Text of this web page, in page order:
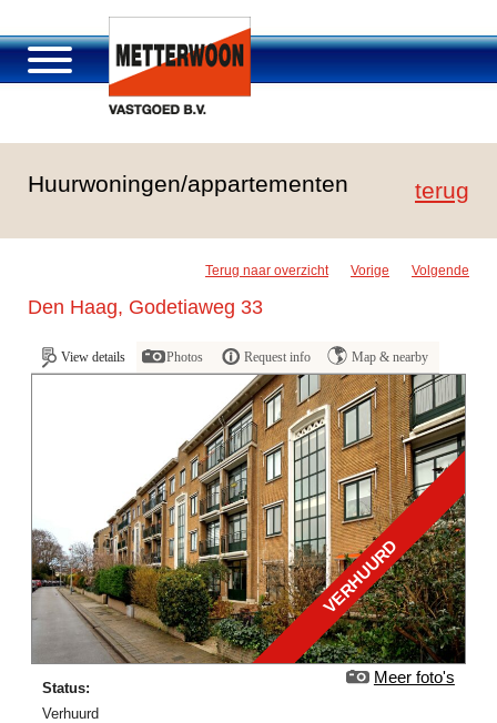
Portfolio
Huurwoningen/appartementen terug
Terug naar overzicht Vorige Volgende
Den Haag, Godetiaweg 33
View details Photos Request info Map & nearby
VERHUURD
Meer foto's
Status:
verhuurd